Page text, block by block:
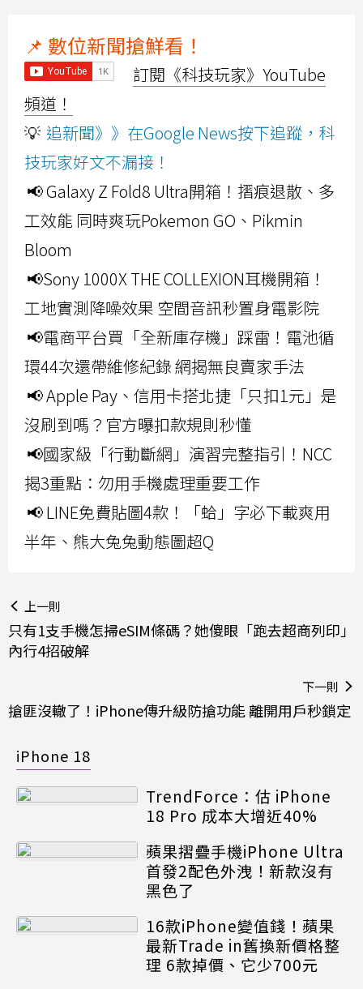
📌 數位新聞搶鮮看！
訂閱《科技玩家》YouTube
頻道！
💡 追新聞》》在Google News按下追蹤，科
技玩家好文不漏接！
📢 Galaxy Z Fold8 Ultra開箱！摺痕退散、多
工效能 同時爽玩Pokemon GO、Pikmin
Bloom
📢Sony 1000X THE COLLEXION耳機開箱！
工地實測降噪效果 空間音訊秒置身電影院
📢電商平台買「全新庫存機」踩雷！電池循
環44次還帶維修紀錄 網揭無良賣家手法
📢 Apple Pay、信用卡搭北捷「只扣1元」是
沒刷到嗎？官方曝扣款規則秒懂
📢國家級「行動斷網」演習完整指引！NCC
揭3重點：勿用手機處理重要工作
📢 LINE免費貼圖4款！「蛤」字必下載爽用
半年、熊大兔兔動態圖超Q
上一則
只有1支手機怎掃eSIM條碼？她傻眼「跑去超商列印」
內行4招破解
下一則
搶匪沒轍了！iPhone傳升級防搶功能 離開用戶秒鎖定
iPhone 18
TrendForce：估 iPhone
18 Pro 成本大增近40%
蘋果摺疊手機iPhone Ultra
首發2配色外洩！新款沒有
黑色了
16款iPhone變值錢！蘋果
最新Trade in舊換新價格整
理 6款掉價、它少700元